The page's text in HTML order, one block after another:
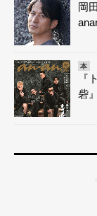
岡
本
『
砦